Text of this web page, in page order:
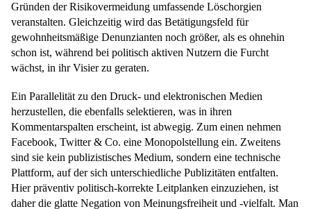
Gründen der Risikovermeidung umfassende Löschorgien
veranstalten. Gleichzeitig wird das Betätigungsfeld für
gewohnheitsmäßige Denunzianten noch größer, als es ohnehin
schon ist, während bei politisch aktiven Nutzern die Furcht
wächst, in ihr Visier zu geraten.
Ein Parallelität zu den Druck- und elektronischen Medien
herzustellen, die ebenfalls selektieren, was in ihren
Kommentarspalten erscheint, ist abwegig. Zum einen nehmen
Facebook, Twitter & Co. eine Monopolstellung ein. Zweitens
sind sie kein publizistisches Medium, sondern eine technische
Plattform, auf der sich unterschiedliche Publizitäten entfalten.
Hier präventiv politisch-korrekte Leitplanken einzuziehen, ist
daher die glatte Negation von Meinungsfreiheit und -vielfalt. Man